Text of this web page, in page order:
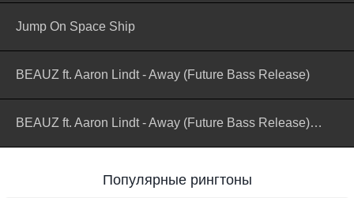
Jump On Space Ship
BEAUZ ft. Aaron Lindt - Away (Future Bass Release)
BEAUZ ft. Aaron Lindt - Away (Future Bass Release) (версия 2)
Популярные рингтоны